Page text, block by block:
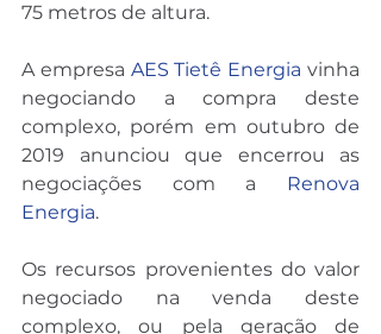
75 metros de altura.
A empresa AES Tietê Energia vinha
negociando a compra deste
complexo, porém em outubro de
2019 anunciou que encerrou as
negociações com a Renova
Energia.
Os recursos provenientes do valor
negociado na venda deste
complexo, ou pela geração de